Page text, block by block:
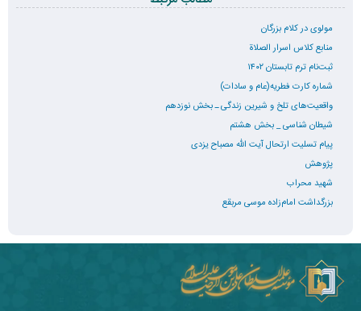
مولوی در کلام بزرگان
منابع کلاس اسرار الصلاة
ثبت‌نام ترم تابستان ۱۴۰۲
شماره کارت فطریه(عام و سادات)
واقعیت‌های تلخ و شیرین زندگی ـ بخش نوزدهم
شیطان شناسی _ بخش هشتم
پیام تسلیت ارتحال آیت الله مصباح یزدی
پژوهش
شهید محراب
بزرگداشت امام‌زاده موسی مربقع